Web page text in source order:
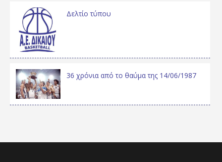
Δελτίο τύπου
36 χρόνια από το θαύμα της 14/06/1987